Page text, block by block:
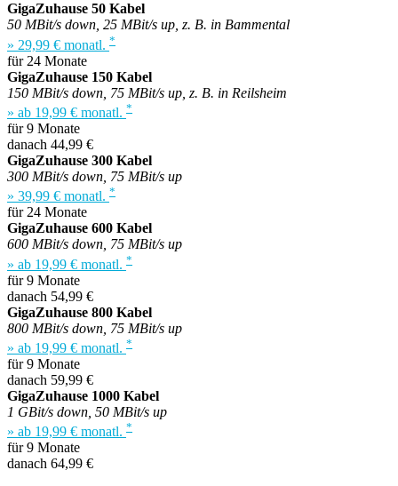
GigaZuhause 50 Kabel
50 MBit/s down, 25 MBit/s up, z. B. in Bammental
» 29,99 € monatl. *
für 24 Monate
GigaZuhause 150 Kabel
150 MBit/s down, 75 MBit/s up, z. B. in Reilsheim
» ab 19,99 € monatl. *
für 9 Monate
danach 44,99 €
GigaZuhause 300 Kabel
300 MBit/s down, 75 MBit/s up
» 39,99 € monatl. *
für 24 Monate
GigaZuhause 600 Kabel
600 MBit/s down, 75 MBit/s up
» ab 19,99 € monatl. *
für 9 Monate
danach 54,99 €
GigaZuhause 800 Kabel
800 MBit/s down, 75 MBit/s up
» ab 19,99 € monatl. *
für 9 Monate
danach 59,99 €
GigaZuhause 1000 Kabel
1 GBit/s down, 50 MBit/s up
» ab 19,99 € monatl. *
für 9 Monate
danach 64,99 €